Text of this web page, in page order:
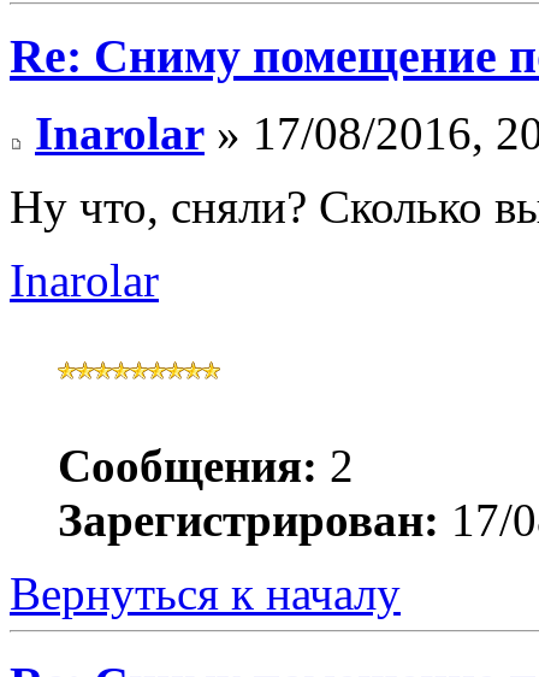
Re: Сниму помещение
Inarolar » 17/08/2016,
Ну что, сняли? Сколько
Inarolar
Сообщения: 2
Зарегистрирован: 17/
Вернуться к началу